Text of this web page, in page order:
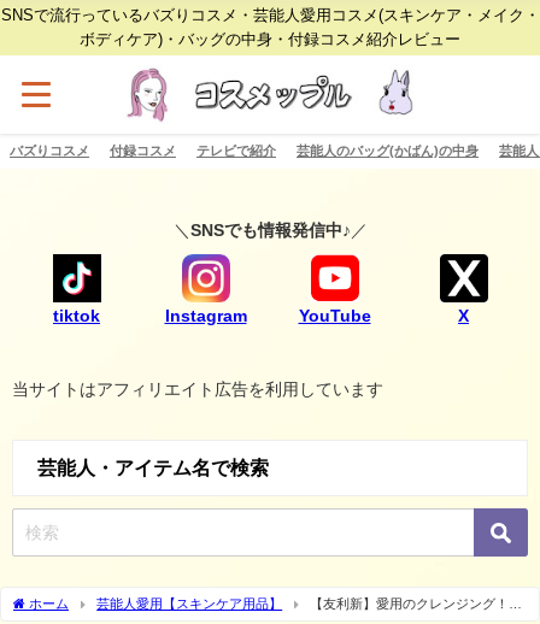
SNSで流行っているバズりコスメ・芸能人愛用コスメ(スキンケア・メイク・
ボディケア)・バッグの中身・付録コスメ紹介レビュー
バズりコスメ 付録コスメ テレビで紹介 芸能人のバッグ(かばん)の中身 芸能
＼ SNSでも情報発信中♪ ／
tiktok Instagram YouTube X
当サイトはアフィリエイト広告を利用しています
芸能人・アイテム名で検索
ホーム 芸能人愛用【スキンケア用品】
【友利新】愛用のクレンジング！